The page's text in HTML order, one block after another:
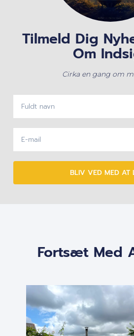
Tilmeld Dig
Om
Cirka en gang om
BLIV VED MED AT
Fortsæt Med